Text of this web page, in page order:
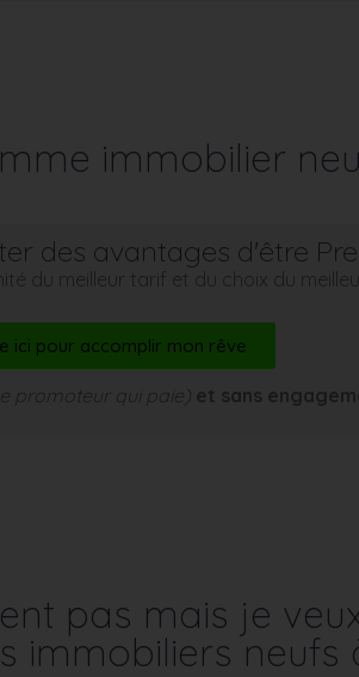
immobilier
des avantages d'être
du meilleur tarif et du choix du
ici pour accomplir mon rêve
le promoteur qui paie) et sans
pas mais je
immobiliers neufs